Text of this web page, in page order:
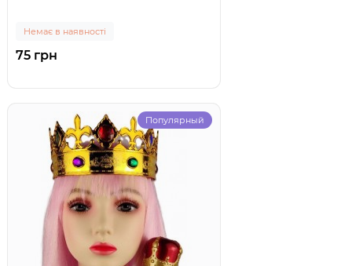
Немає в наявності
75 грн
Популярный